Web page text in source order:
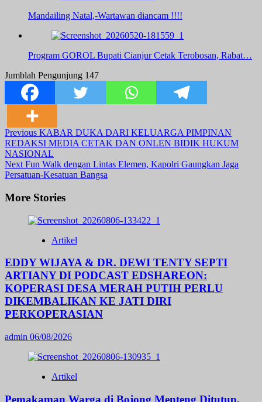
Mandailing Natal,-Wartawan diancam !!!!
Program GOROL Bupati Cianjur Cetak Terobosan, Rabat…
Jumblah Pengunjung 147
Post
Navigation
Previous KABAR DUKA DARI KELUARGA PIMPINAN
REDAKSI MEDIA CETAK DAN ONLEN BIDIK HUKUM
NASIONAL
Next Fun Walk dengan Lintas Elemen, Kapolri Gaungkan Jaga
Persatuan-Kesatuan Bangsa
More Stories
Artikel
EDDY WIJAYA & DR. DEWI TENTY SEPTI
ARTIANY DI PODCAST EDSHAREON:
KOPERASI DESA MERAH PUTIH PERLU
DIKEMBALIKAN KE JATI DIRI
PERKOPERASIAN
admin 06/08/2026
Artikel
Pemakaman Warga di Bojong Menteng Ditutup,